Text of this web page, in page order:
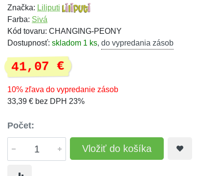
Značka: Liliputi
Farba: Sivá
Kód tovaru: CHANGING-PEONY
Dostupnosť: skladom 1 ks, do vypredania zásob
41,07 €
10% zľava do vypredanie zásob
33,39 € bez DPH 23%
Počet:
Vložiť do košíka